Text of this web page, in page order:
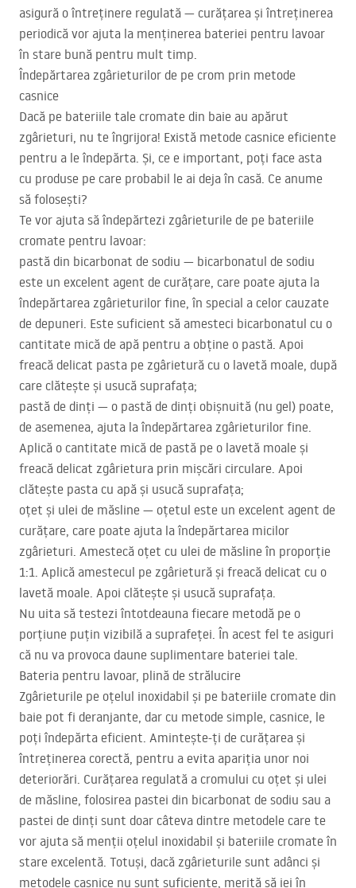
asigură o întreținere regulată — curățarea și întreținerea
periodică vor ajuta la menținerea bateriei pentru lavoar
în stare bună pentru mult timp.
Îndepărtarea zgârieturilor de pe crom prin metode
casnice
Dacă pe bateriile tale cromate din baie au apărut
zgârieturi, nu te îngrijora! Există metode casnice eficiente
pentru a le îndepărta. Și, ce e important, poți face asta
cu produse pe care probabil le ai deja în casă. Ce anume
să folosești?
Te vor ajuta să îndepărtezi zgârieturile de pe bateriile
cromate pentru lavoar:
pastă din bicarbonat de sodiu — bicarbonatul de sodiu
este un excelent agent de curățare, care poate ajuta la
îndepărtarea zgârieturilor fine, în special a celor cauzate
de depuneri. Este suficient să amesteci bicarbonatul cu o
cantitate mică de apă pentru a obține o pastă. Apoi
freacă delicat pasta pe zgârietură cu o lavetă moale, după
care clătește și usucă suprafața;
pastă de dinți — o pastă de dinți obișnuită (nu gel) poate,
de asemenea, ajuta la îndepărtarea zgârieturilor fine.
Aplică o cantitate mică de pastă pe o lavetă moale și
freacă delicat zgârietura prin mișcări circulare. Apoi
clătește pasta cu apă și usucă suprafața;
oțet și ulei de măsline — oțetul este un excelent agent de
curățare, care poate ajuta la îndepărtarea micilor
zgârieturi. Amestecă oțet cu ulei de măsline în proporție
1:1. Aplică amestecul pe zgârietură și freacă delicat cu o
lavetă moale. Apoi clătește și usucă suprafața.
Nu uita să testezi întotdeauna fiecare metodă pe o
porțiune puțin vizibilă a suprafeței. În acest fel te asiguri
că nu va provoca daune suplimentare bateriei tale.
Bateria pentru lavoar, plină de strălucire
Zgârieturile pe oțelul inoxidabil și pe bateriile cromate din
baie pot fi deranjante, dar cu metode simple, casnice, le
poți îndepărta eficient. Amintește-ți de curățarea și
întreținerea corectă, pentru a evita apariția unor noi
deteriorări. Curățarea regulată a cromului cu oțet și ulei
de măsline, folosirea pastei din bicarbonat de sodiu sau a
pastei de dinți sunt doar câteva dintre metodele care te
vor ajuta să menții oțelul inoxidabil și bateriile cromate în
stare excelentă. Totuși, dacă zgârieturile sunt adânci și
metodele casnice nu sunt suficiente, merită să iei în